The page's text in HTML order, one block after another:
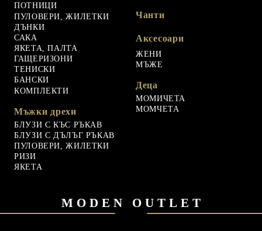
ПОТНИЦИ
ПУЛОВЕРИ, ЖИЛЕТКИ
ДЪНКИ
САКА
ЯКЕТА, ПАЛТА
ГАЩЕРИЗОНИ
ТЕНИСКИ
БАНСКИ
КОМПЛЕКТИ
Мъжки дрехи
БЛУЗИ С КЪС РЪКАВ
БЛУЗИ С ДЪЛЪГ РЪКАВ
ПУЛОВЕРИ, ЖИЛЕТКИ
РИЗИ
ЯКЕТА
Чанти
Аксесоари
ЖЕНИ
МЪЖЕ
Деца
МОМИЧЕТА
МОМЧЕТА
MODEN OUTLET